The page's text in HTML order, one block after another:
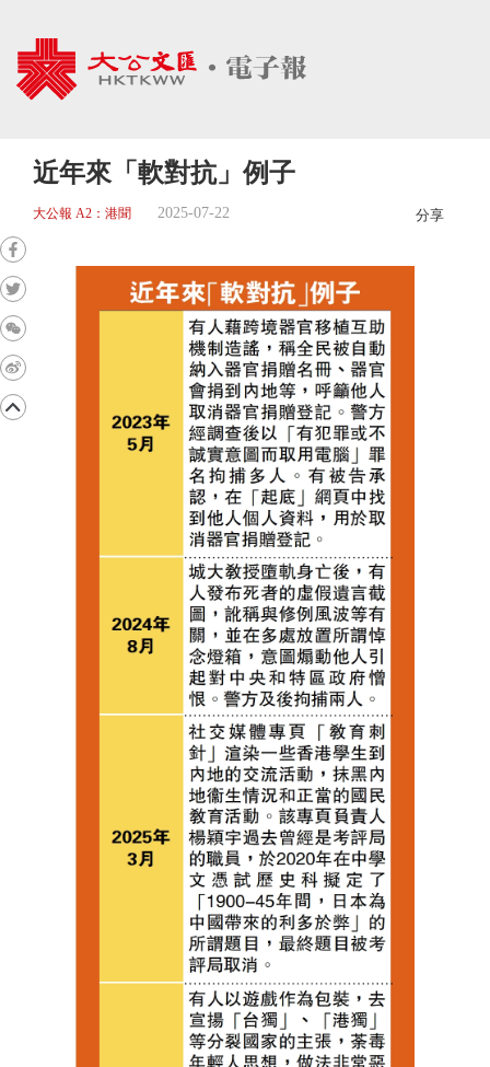
近年來「軟對抗」例子
大公報 A2：港聞 2025-07-22 分享